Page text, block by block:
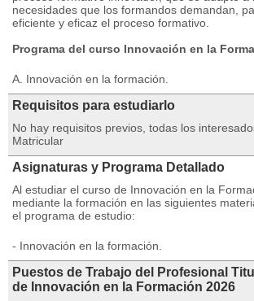
necesidades que los formandos demandan,
eficiente y eficaz el proceso formativo.
Programa del curso Innovación en la
A. Innovación en la formación.
Requisitos para estudiarlo
No hay requisitos previos, todas los
Matricular
Asignaturas y Programa Detallado
Al estudiar el curso de Innovación en la
mediante la formación en las siguientes
el programa de estudio:
- Innovación en la formación.
Puestos de Trabajo del Profesional
de Innovación en la Formación 2026